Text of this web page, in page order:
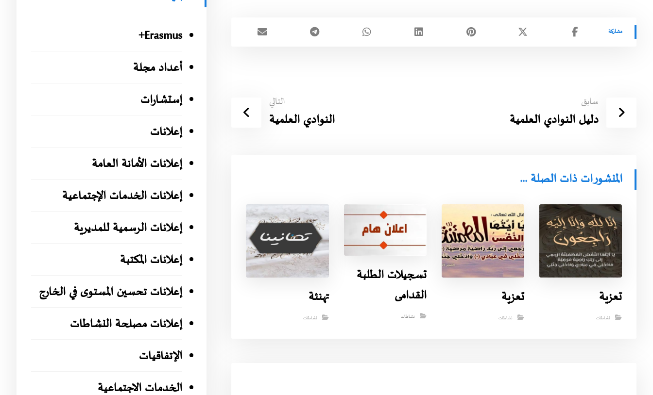
سابق
دليل النوادي العلمية
التالي
النوادي العلمية
المنشورات ذات الصلة ...
تعزية
نشاطات
تعزية
نشاطات
تسجيلات الطلبة
القدامى
نشاطات
تهنئة
نشاطات
Erasmus+
أعداد مجلة
إستشارات
إعلانات
إعلانات الأمانة العامة
إعلانات الخدمات الإجتماعية
إعلانات الرسمية للمديرية
إعلانات المكتبة
إعلانات تحسين المستوى في الخارج
إعلانات مصلحة النشاطات
الإتفاقيات
الخدمات الاجتماعية